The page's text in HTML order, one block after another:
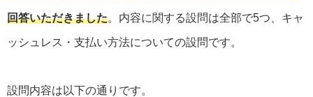
回答いただきました。内容に関する設問は全部で5つ、キャ
ッシュレス・支払い方法についての設問です。
設問内容は以下の通りです。